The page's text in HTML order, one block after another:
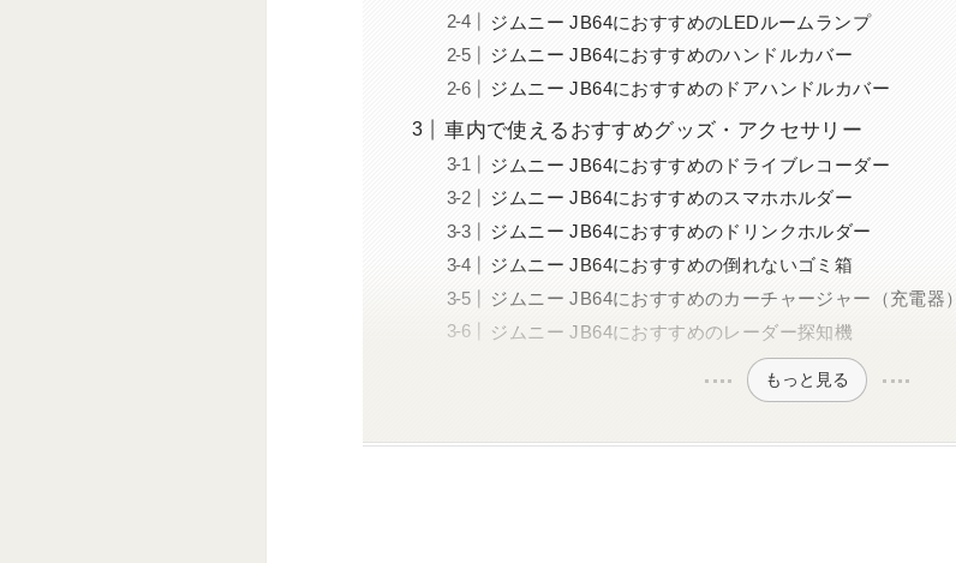
ジムニー JB64におすすめのLEDルームランプ
ジムニー JB64におすすめのハンドルカバー
ジムニー JB64におすすめのドアハンドルカバー
車内で使えるおすすめグッズ・アクセサリー
ジムニー JB64におすすめのドライブレコーダー
ジムニー JB64におすすめのスマホホルダー
ジムニー JB64におすすめのドリンクホルダー
ジムニー JB64におすすめの倒れないゴミ箱
ジムニー JB64におすすめのカーチャージャー（充電器）
ジムニー JB64におすすめのレーダー探知機
もっと見る